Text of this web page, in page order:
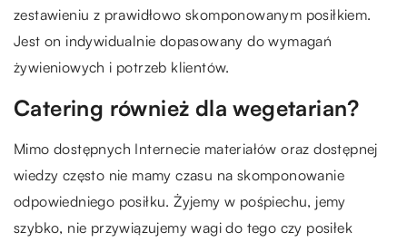
zestawieniu z prawidłowo skomponowanym posiłkiem.
Jest on indywidualnie dopasowany do wymagań
żywieniowych i potrzeb klientów.
Catering również dla wegetarian?
Mimo dostępnych Internecie materiałów oraz dostępnej
wiedzy często nie mamy czasu na skomponowanie
odpowiedniego posiłku. Żyjemy w pośpiechu, jemy
szybko, nie przywiązujemy wagi do tego czy posiłek